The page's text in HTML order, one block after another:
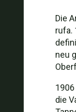
Die
rufa.
neu
die